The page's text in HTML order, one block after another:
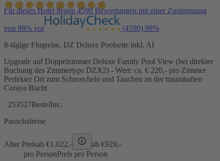
Für dieses Hotel liegen 4590 Bewertungen mit einer Zustimmung
von 98% vor (4590) 98%
8-tägige Flugreise, DZ Deluxe Poolseite inkl. AI
Upgrade auf Doppelzimmer Deluxe Family Pool View (bei direkter
Buchung des Zimmertyps DZX2) - Wert: ca. € 220,- pro Zimmer
Perfekter Ort zum Schnorcheln und Tauchen an der traumhaften
Coraya Bucht
253527Bestellnr.:
Pauschalreise
Alter Preisab €1.022,- ab €929,-
pro PersonPreis pro Person